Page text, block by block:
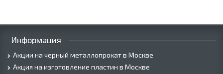
Информация
Акции на черный металлопрокат в Москве
Акция на изготовление пластин в Москве